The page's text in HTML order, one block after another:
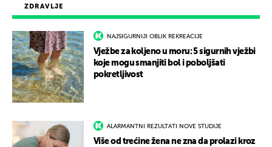
ZDRAVLJE
NAJSIGURNIJI OBLIK REKREACIJE
Vježbe za koljeno u moru: 5 sigurnih vježbi
koje mogu smanjiti bol i poboljšati
pokretljivost
ALARMANTNI REZULTATI NOVE STUDIJE
Više od trećine žena ne zna da prolazi kroz